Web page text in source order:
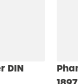
DIN